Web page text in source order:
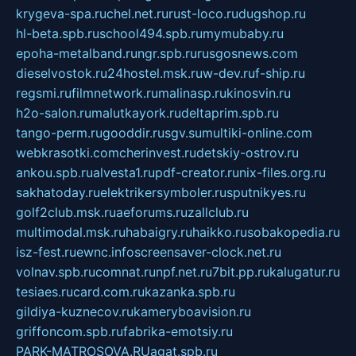
krygeva-spa.ruchel.net.rurust-loco.rudugshop.ru
hl-beta.spb.ruschool494.spb.rumymubaby.ru
epoha-metalband.rungr.spb.rurusgosnews.com
dieselvostok.ru24hostel.msk.ruw-dev.ruf-ship.ru
regsmi.rufilmnetwork.rumalinasp.rukinosvin.ru
h2o-salon.rumalutkayork.rudeltaprim.spb.ru
tango-perm.rugooddir.rusgv.sumultiki-online.com
webkrasotki.comcherinvest.rudetskiy-ostrov.ru
ankou.spb.rualvesta1.rupdf-creator.runix-files.org.ru
sakhatoday.ruelektrikersymboler.rusputnikyes.ru
golf2club.msk.ruaeforums.ruzallclub.ru
multimodal.msk.ruhabaigry.ruhaikko.rusobakopedia.ru
isz-fest.ruewnc.infoscreensaver-clock.net.ru
volnav.spb.rucomnat.runpf.net.ru7bit.pp.rukalugatur.ru
tesiaes.rucard.com.rukazanka.spb.ru
gildiya-kuznecov.rukameryboavision.ru
griffoncom.spb.rufabrika-emotsiy.ru
PARK-MATROSOVA.RUagat.spb.ru